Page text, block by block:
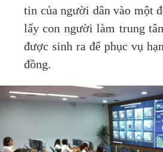
tin của người dân vào một
lấy con người làm trung
được sinh ra để phục vụ
đồng.